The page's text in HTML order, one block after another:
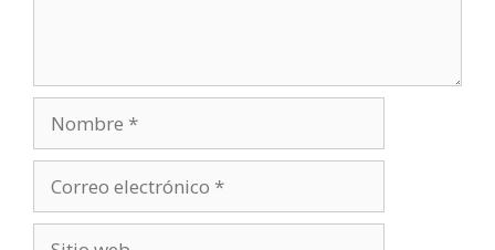
electrónico